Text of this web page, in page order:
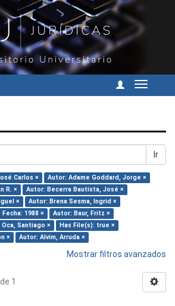
Cambiar
Ir
Carlos ×
Autor: Adame Goddard, Jorge ×
R. ×
Autor: Becerra Bautista, José ×
×
Autor: Brena Sesma, Ingrid ×
Fecha: 1988 ×
Autor: Baur, Fritz ×
Santiago ×
Has File(s): true ×
×
Autor: Alvim, Arruda ×
Mostrar filtros avanzados
1